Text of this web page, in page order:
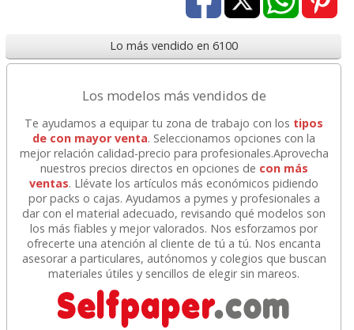
Lo más vendido en 6100
Los modelos más vendidos de
Te ayudamos a equipar tu zona de trabajo con los tipos
de con mayor venta. Seleccionamos opciones con la
mejor relación calidad-precio para profesionales.Aprovecha
nuestros precios directos en opciones de con más
ventas. Llévate los artículos más económicos pidiendo
por packs o cajas. Ayudamos a pymes y profesionales a
dar con el material adecuado, revisando qué modelos son
los más fiables y mejor valorados. Nos esforzamos por
ofrecerte una atención al cliente de tú a tú. Nos encanta
asesorar a particulares, autónomos y colegios que buscan
materiales útiles y sencillos de elegir sin mareos.